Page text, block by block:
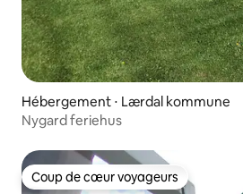
Hébergement ⋅ Lærdal kommune
Nygard feriehus
Coup de cœur voyageurs
Coup de cœur voyageurs